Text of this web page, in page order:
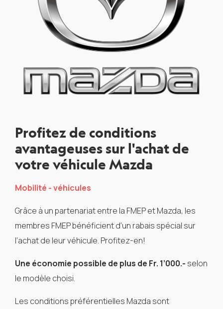
Profitez de conditions
avantageuses sur l'achat de
votre véhicule Mazda
Mobilité - véhicules
Grâce à un partenariat entre la FMEP et Mazda, les
membres FMEP bénéficient d’un rabais spécial sur
l’achat de leur véhicule. Profitez-en!
Une économie possible de plus de Fr. 1’000.- selon
le modèle choisi.
Les conditions préférentielles Mazda sont